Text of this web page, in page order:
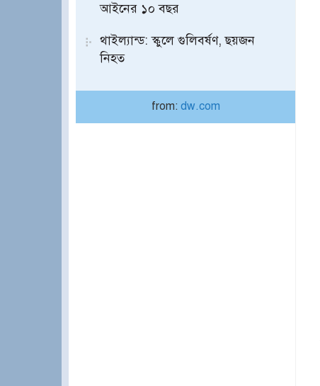
আইনের ১০ বছর
থাইল্যান্ড: স্কুলে গুলিবর্ষণ, ছয়জন
নিহত
from: dw.com